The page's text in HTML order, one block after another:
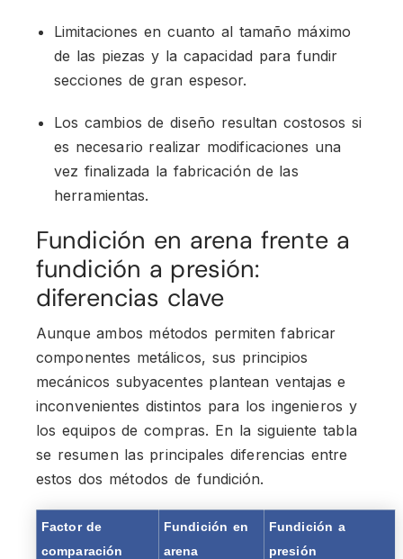
Limitaciones en cuanto al tamaño máximo
de las piezas y la capacidad para fundir
secciones de gran espesor.
Los cambios de diseño resultan costosos si
es necesario realizar modificaciones una
vez finalizada la fabricación de las
herramientas.
Fundición en arena frente a
fundición a presión:
diferencias clave
Aunque ambos métodos permiten fabricar
componentes metálicos, sus principios
mecánicos subyacentes plantean ventajas e
inconvenientes distintos para los ingenieros y
los equipos de compras. En la siguiente tabla
se resumen las principales diferencias entre
estos dos métodos de fundición.
Factor de
comparación
Fundición en
arena
Fundición a
presión